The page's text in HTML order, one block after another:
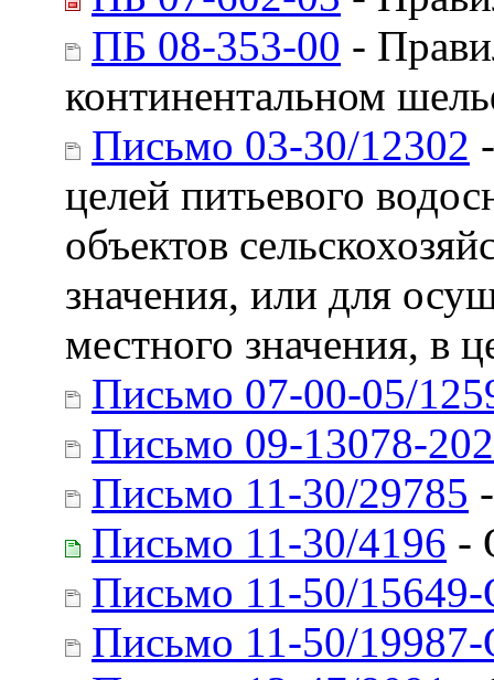
ПБ 08-353-00 -
континентальном
Письмо 03-30/12302
целей питьевого
объектов
значения, или для
местного значения, в
Письмо 07-00-05/
Письмо 09-13078-
Письмо 11-30/29785
Письмо 11-30/4196 -
Письмо 11-50/
Письмо 11-50/